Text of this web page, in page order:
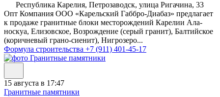
Республика Карелия, Петрозаводск, улица Ригачина, 33
Опт Компания ООО «Карельский Габбро-Диабаз» предлагает
к продаже гранитные блоки месторождений Карелии Ала-
носкуа, Елизовское, Возрождение (серый гранит), Балтийское
(коричневый грано-сиенит), Нигрозеро...
Формула строительства +7 (911) 401-45-17
15 августа в 17:47
Гранитные памятники